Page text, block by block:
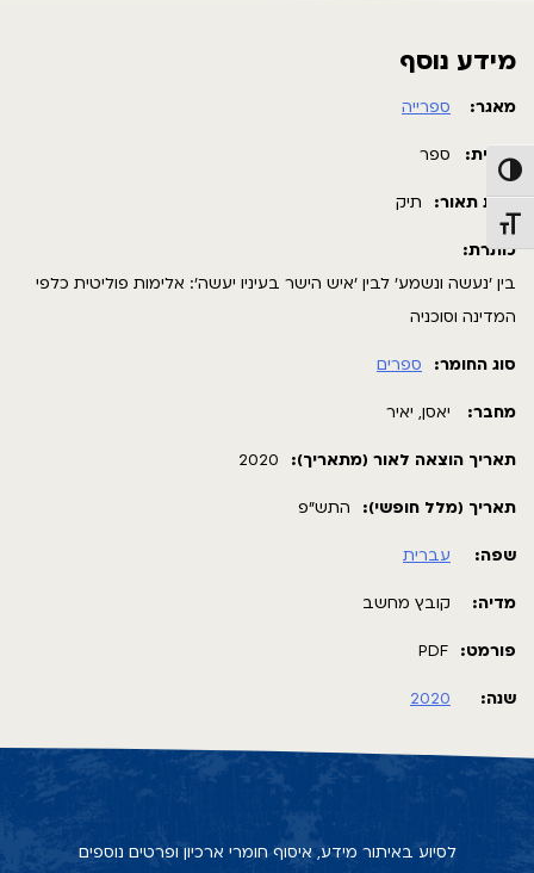
הפעל/כבה ניגודיות גבוהה
מתג גודל גופן
מידע נוסף
מאגר: ספרייה
תבנית: ספר
רמת תאור: תיק
כותרת:
בין 'נעשה ונשמע' לבין 'איש הישר בעיניו יעשה': אלימות פוליטית כלפי
המדינה וסוכניה
סוג החומר: ספרים
מחבר: יאסן, יאיר
תאריך הוצאה לאור (מתאריך): 2020
תאריך (מלל חופשי): התש"פ
שפה: עברית
מדיה: קובץ מחשב
פורמט: PDF
שנה: 2020
לסיוע באיתור מידע, איסוף חומרי ארכיון ופרטים נוספים